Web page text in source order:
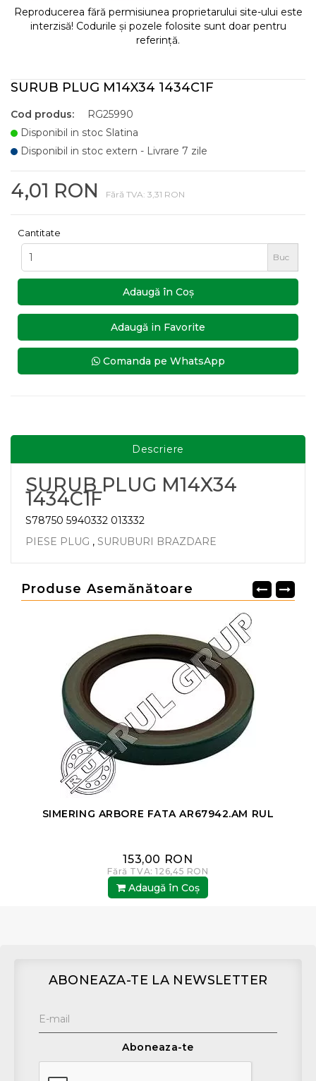
Reproducerea fără permisiunea proprietarului site-ului este
interzisă! Codurile și pozele folosite sunt doar pentru
referință.
SURUB PLUG M14X34 1434C1F
Cod produs:
RG25990
Disponibil in stoc Slatina
Disponibil in stoc extern - Livrare 7 zile
4,01 RON Fără TVA: 3,31 RON
Cantitate
Buc
Adaugă în Coş
Adaugă in Favorite
Comanda pe WhatsApp
Descriere
SURUB PLUG M14X34
1434C1F
S78750 5940332 013332
PIESE PLUG , SURUBURI BRAZDARE
Produse Asemănătoare
SIMERING ARBORE FATA AR67942.AM RUL
153,00 RON
Fără TVA: 126,45 RON
Adaugă în Coş
ABONEAZA-TE LA NEWSLETTER
Aboneaza-te